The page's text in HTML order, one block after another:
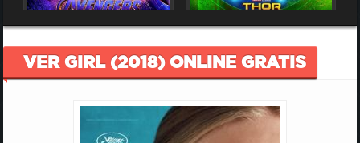
VER GIRL (2018) ONLINE GRATIS